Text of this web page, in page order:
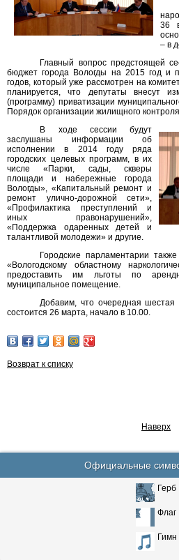
36
– в
Главный вопрос предстоящей
бюджет города Вологды на 2015 год и
годов, который уже рассмотрен на
планируется, что депутаты внесут
(программу) приватизации
Порядок организации жилищного
В ходе сессии будут
заслушаны информации об
исполнении в 2014 году ряда
городских целевых программ, в их
числе «Парки, сады, скверы
площади и набережные города
Вологды», «Капитальный ремонт и
ремонт улично-дорожной сети»,
«Профилактика преступлений и
иных правонарушений»,
«Поддержка одаренных детей и
талантливой молодежи» и другие.
Городские парламентарии
«Вологодскому областному
предоставить им льготы по
муниципальное помещение.
Добавим, что очередная шестая
состоится 26 марта, начало в 10.00.
Возврат к списку
Наверх
Официальные
Герб
Флаг
Гимн